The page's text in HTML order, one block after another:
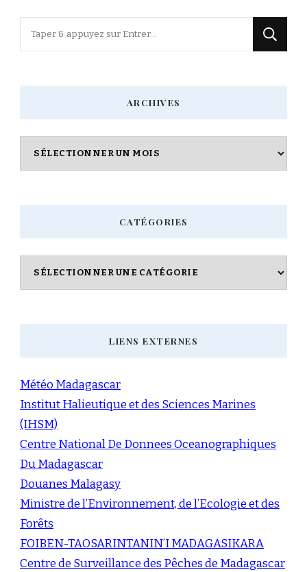
ARCHIVES
Archives
CATÉGORIES
Catégories
LIENS EXTERNES
Météo Madagascar
Institut Halieutique et des Sciences Marines
(IHSM)
Centre National De Donnees Oceanographiques
Du Madagascar
Douanes Malagasy
Ministre de l’Environnement, de l’Ecologie et des
Forêts
FOIBEN-TAOSARINTANIN’I MADAGASIKARA
Centre de Surveillance des Pêches de Madagascar